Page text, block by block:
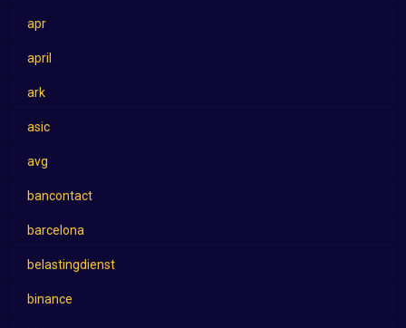
apr
april
ark
asic
avg
bancontact
barcelona
belastingdienst
binance